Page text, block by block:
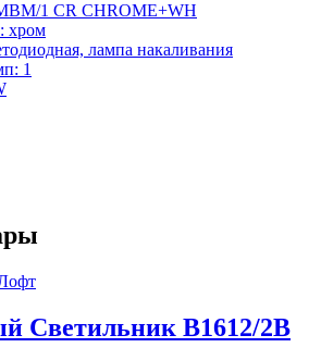
1 CR CHROME+WH
хром
лампа накаливания
1
Светильник B1612/2B